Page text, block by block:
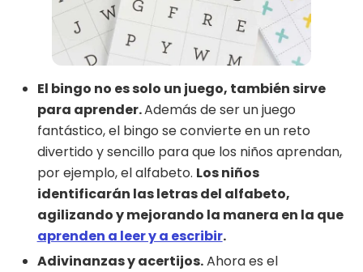
El bingo no es solo un juego, también sirve
para aprender.Además de ser un juego
fantástico, el bingo se convierte en un reto
divertido y sencillo para que los niños aprendan,
por ejemplo, el alfabeto. Los niños
identificarán las letras del alfabeto,
agilizando y mejorando la manera en la que
aprenden a leer y a escribir.
Adivinanzas y acertijos.Ahora es el